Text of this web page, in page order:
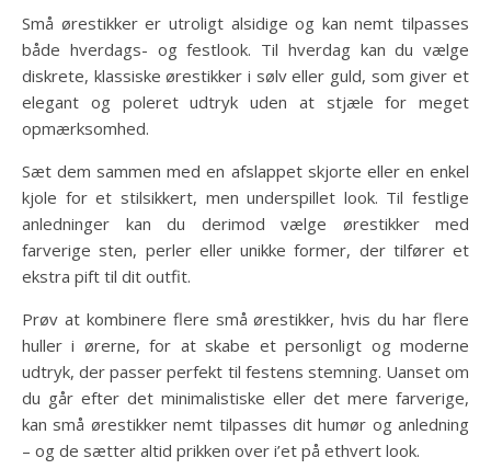
Små ørestikker er utroligt alsidige og kan nemt tilpasses
både hverdags- og festlook. Til hverdag kan du vælge
diskrete, klassiske ørestikker i sølv eller guld, som giver et
elegant og poleret udtryk uden at stjæle for meget
opmærksomhed.
Sæt dem sammen med en afslappet skjorte eller en enkel
kjole for et stilsikkert, men underspillet look. Til festlige
anledninger kan du derimod vælge ørestikker med
farverige sten, perler eller unikke former, der tilfører et
ekstra pift til dit outfit.
Prøv at kombinere flere små ørestikker, hvis du har flere
huller i ørerne, for at skabe et personligt og moderne
udtryk, der passer perfekt til festens stemning. Uanset om
du går efter det minimalistiske eller det mere farverige,
kan små ørestikker nemt tilpasses dit humør og anledning
– og de sætter altid prikken over i’et på ethvert look.